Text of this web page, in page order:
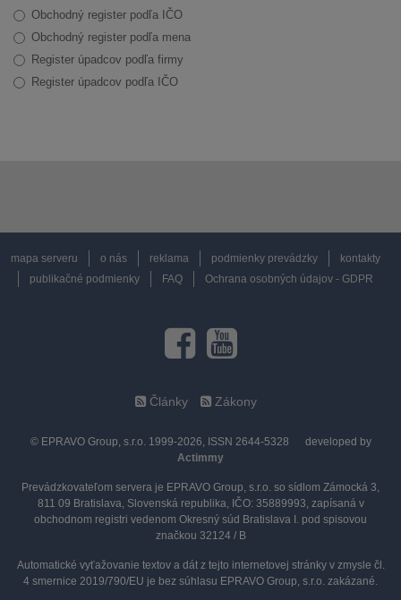
Obchodný register podľa IČO
Obchodný register podľa mena
Register úpadcov podľa firmy
Register úpadcov podľa IČO
mapa serveru o nás reklama podmienky prevádzky
kontakty
publikačné podmienky
FAQ Ochrana osobných údajov - GDPR
Články Zákony
© EPRAVO Group, s.r.o. 1999-2026, ISSN 2644-5328
developed by
Actimmy
Prevádzkovateľom servera je EPRAVO Group, s.r.o. so sídlom Zámocká 3,
811 09 Bratislava, Slovenská republika, IČO: 35889993, zapísaná v
obchodnom registri vedenom Okresný súd Bratislava I. pod spisovou
značkou 32124 / B
Automatické vyťažovanie textov a dát z tejto internetovej stránky v zmysle čl.
4 smernice 2019/790/EU je bez súhlasu EPRAVO Group, s.r.o. zakázané.